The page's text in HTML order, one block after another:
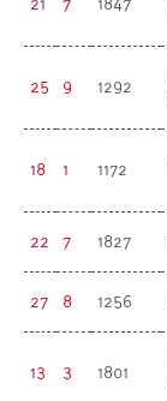
21 7 1847
25 9 1292
18 1 1172
22 7 1827
27 8 1256
13 3 1801